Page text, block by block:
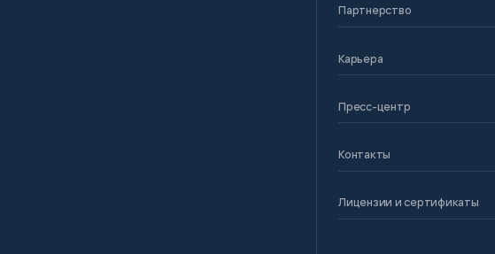
Партнерство
Карьера
Пресс-центр
Контакты
Лицензии и сертификаты